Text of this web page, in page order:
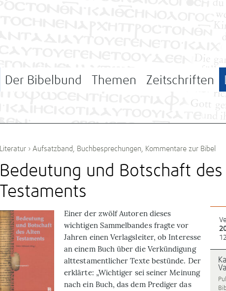
Der Bibelbund Themen Zeitschriften
Literatur › Aufsatzband, Buchbesprechungen, Kommentare zur Bibel
Bedeutung und Botschaft
Testaments
Einer der zwölf Autoren dieses
wichtigen Sammelbandes fragte vor
Jahren einen Verlagsleiter, ob Interesse
an einem Buch über die Verkündigung
alttestamentlicher Texte bestünde. Der
erklärte: „Wichtiger sei seiner Meinung
nach ein Buch, das dem Prediger das